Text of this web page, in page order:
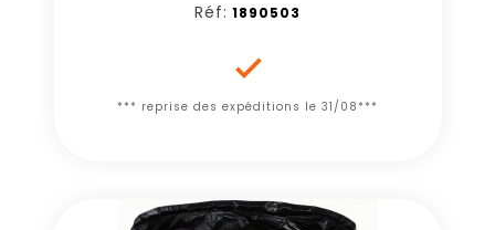
Réf: 1890503

*** reprise des expéditions le 31/08***